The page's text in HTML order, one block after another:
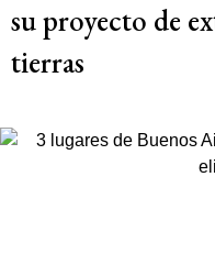
su proyecto de
tierras